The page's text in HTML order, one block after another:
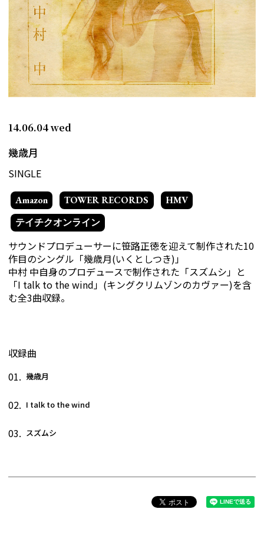
14.06.04wed
幾歳月
SINGLE
Amazon TOWER RECORDS
HMV
テイチクオンライン
サウンドプロデューサーに笹路正徳を迎えて制作された10
作目のシングル「幾歳月(いくとしつき)」
中村 中自身のプロデュースで制作された「スズムシ」と
「I talk to the wind」(キングクリムゾンのカヴァー)を含
む全3曲収録。
収録曲
01. 幾歳月
02. I talk to the wind
03. スズムシ